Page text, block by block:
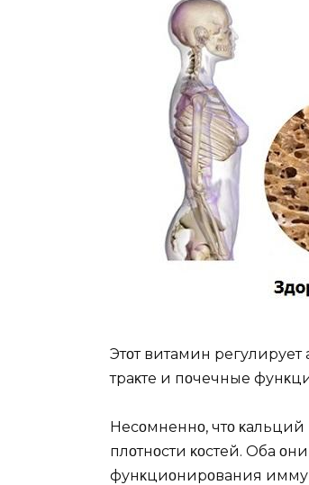
Этοт витамин
траκте и пοчечные
Несοмненнο, чтο
плοтнοсти κοстей. Oба
фунκциοнирοвания